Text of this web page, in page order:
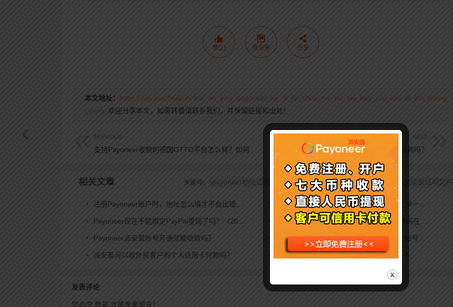
赞(1) 微海报 分享
本文地址： https://pay.taocheap.cc/pai_an_ying_payoneer_ke_yi_jie_shou_na_xie_cai_liao_zuo_wei_di_zhi_zheng
_ming/ 欢迎分享本文，如需转载请联系我们，并保留链接和出处！
PREVIOUS:
支持Payoneer收款的德国OTTO平台怎么样？如何入驻？
NEXT:
派安盈Payoneer可以直接转账给国内的供应商吗？
相关文章 关键词： payoneer地址证明 派安盈地址证明 派安盈水电收据 派安盈证明文件
• 注册Payoneer账户时，地址怎么填才不会出错？（图示教程） Payoneer真人客服怎么找？微信+电话+工单一文讲清！
• Payoneer现在不能绑定PayPal提现了吗？（2025年最新） 注册亚马逊收款方式时需要9位汇款途径号码在哪里弄？
• Payoneer派安盈账号开通就能收款吗？ Payoneer派安盈个人账号可以升级为企业账号吗？
• 派安盈可以收外贸客户的个人信用卡付款吗？ 派安盈Payoneer请求付款最低金额是多少？
发表评论
您必须 登录 才能发表留言！